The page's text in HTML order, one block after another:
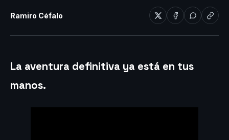
Ramiro Céfalo
La aventura definitiva ya está en tus
manos.